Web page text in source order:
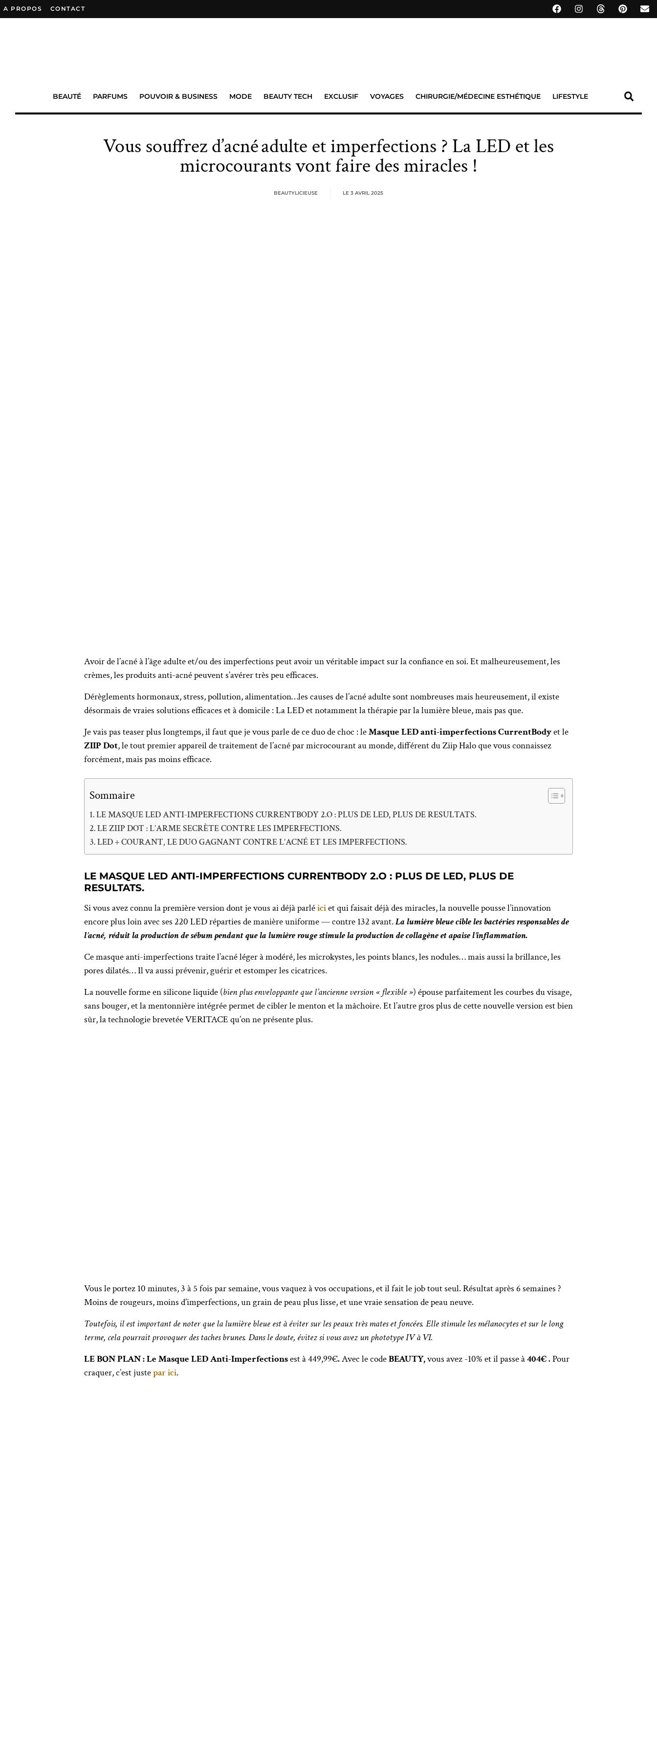
A PROPOS CONTACT
BEAUTÉ PARFUMS POUVOIR & BUSINESS MODE BEAUTY TECH EXCLUSIF VOYAGES CHIRURGIE/MÉDECINE ESTHÉTIQUE LIFESTYLE
Vous souffrez d’acné adulte et imperfections ? La LED et les
microcourants vont faire des miracles !
BEAUTYLICIEUSE LE 3 AVRIL 2025
Avoir de l’acné à l’âge adulte et/ou des imperfections peut avoir un véritable impact sur la confiance en soi. Et malheureusement, les
crèmes, les produits anti-acné peuvent s’avérer très peu efficaces.
Dérèglements hormonaux, stress, pollution, alimentation…les causes de l’acné adulte sont nombreuses mais heureusement, il existe
désormais de vraies solutions efficaces et à domicile : La LED et notamment la thérapie par la lumière bleue, mais pas que.
Je vais pas teaser plus longtemps, il faut que je vous parle de ce duo de choc : leMasque LED anti-imperfections CurrentBodyet le
ZIIP Dot, le tout premier appareil de traitement de l’acné par microcourant au monde, différent du Ziip Halo que vous connaissez
forcément, mais pas moins efficace.
Sommaire
LE MASQUE LED ANTI-IMPERFECTIONS CURRENTBODY 2.O : PLUS DE LED, PLUS DE RESULTATS.
LE ZIIP DOT : L’ARME SECRÈTE CONTRE LES IMPERFECTIONS.
LED + COURANT, LE DUO GAGNANT CONTRE L’ACNÉ ET LES IMPERFECTIONS.
LE MASQUE LED ANTI-IMPERFECTIONS CURRENTBODY 2.O : PLUS DE LED, PLUS DE
RESULTATS.
Si vous avez connu la première version dont je vous ai déjà parléiciet qui faisait déjà des miracles, la nouvelle pousse l’innovation
encore plus loin avec ses 220 LED réparties de manière uniforme — contre 132 avant.La lumière bleue cible les bactéries responsables de
l’acné, réduit la production de sébum pendant que la lumière rouge stimule la production de collagène et apaise l’inflammation.
Ce masque anti-imperfections traite l’acné léger à modéré, les microkystes, les points blancs, les nodules… mais aussi la brillance, les
pores dilatés… Il va aussi prévenir, guérir et estomper les cicatrices.
La nouvelle forme en silicone liquide (bien plus enveloppante que l’ancienne version « flexible ») épouse parfaitement les courbes du visage,
sans bouger, et la mentonnière intégrée permet de cibler le menton et la mâchoire. Et l’autre gros plus de cette nouvelle version est bien
sûr, la technologie brevetée VERITACE qu’on ne présente plus.
Vous le portez 10 minutes, 3 à 5 fois par semaine, vous vaquez à vos occupations, et il fait le job tout seul. Résultat après 6 semaines ?
Moins de rougeurs, moins d’imperfections, un grain de peau plus lisse, et une vraie sensation de peau neuve.
Toutefois, il est important de noter que la lumière bleue est à éviter sur les peaux très mates et foncées. Elle stimule les mélanocytes et sur le long
terme, cela pourrait provoquer des taches brunes. Dans le doute, évitez si vous avez un phototype IV à VI.
LE BON PLAN :Le Masque LED Anti-Imperfectionsest à449,99€.Avec le codeBEAUTY,vous avez -10% et il passe à404€ .Pour
craquer, c’est justepar ici.